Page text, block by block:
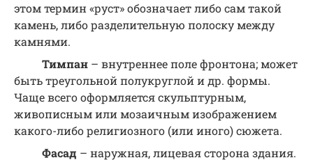
этом термин «руст» обозначает либо сам такой
камень, либо разделительную полоску между
камнями.
Тимпан – внутреннее поле фронтона; может
быть треугольной полукруглой и др. формы.
Чаще всего оформляется скульптурным,
живописным или мозаичным изображением
какого-либо религиозного (или иного) сюжета.
Фасад – наружная, лицевая сторона здания.